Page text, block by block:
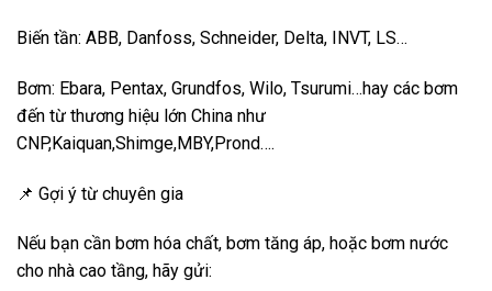
Biến tần: ABB, Danfoss, Schneider, Delta, INVT, LS…
Bơm: Ebara, Pentax, Grundfos, Wilo, Tsurumi…hay các bơm
đến từ thương hiệu lớn China như
CNP,Kaiquan,Shimge,MBY,Prond….
📌 Gợi ý từ chuyên gia
Nếu bạn cần bơm hóa chất, bơm tăng áp, hoặc bơm nước
cho nhà cao tầng, hãy gửi: